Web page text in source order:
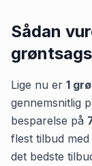
Sådan
Lige nu er 1
gennemsnitlig
besparelse på
flest tilbud med
det bedste